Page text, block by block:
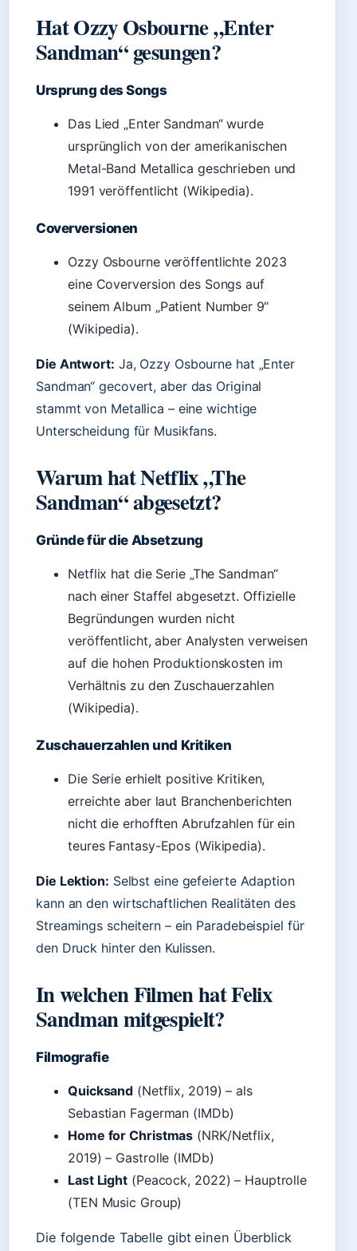
Hat Ozzy Osbourne „Enter
Sandman“ gesungen?
Ursprung des Songs
Das Lied „Enter Sandman“ wurde
ursprünglich von der amerikanischen
Metal-Band Metallica geschrieben und
1991 veröffentlicht (Wikipedia).
Coverversionen
Ozzy Osbourne veröffentlichte 2023
eine Coverversion des Songs auf
seinem Album „Patient Number 9“
(Wikipedia).
Die Antwort: Ja, Ozzy Osbourne hat „Enter
Sandman“ gecovert, aber das Original
stammt von Metallica – eine wichtige
Unterscheidung für Musikfans.
Warum hat Netflix „The
Sandman“ abgesetzt?
Gründe für die Absetzung
Netflix hat die Serie „The Sandman“
nach einer Staffel abgesetzt. Offizielle
Begründungen wurden nicht
veröffentlicht, aber Analysten verweisen
auf die hohen Produktionskosten im
Verhältnis zu den Zuschauerzahlen
(Wikipedia).
Zuschauerzahlen und Kritiken
Die Serie erhielt positive Kritiken,
erreichte aber laut Branchenberichten
nicht die erhofften Abrufzahlen für ein
teures Fantasy-Epos (Wikipedia).
Die Lektion: Selbst eine gefeierte Adaption
kann an den wirtschaftlichen Realitäten des
Streamings scheitern – ein Paradebeispiel für
den Druck hinter den Kulissen.
In welchen Filmen hat Felix
Sandman mitgespielt?
Filmografie
Quicksand (Netflix, 2019) – als
Sebastian Fagerman (IMDb)
Home for Christmas (NRK/Netflix,
2019) – Gastrolle (IMDb)
Last Light (Peacock, 2022) – Hauptrolle
(TEN Music Group)
Die folgende Tabelle gibt einen Überblick